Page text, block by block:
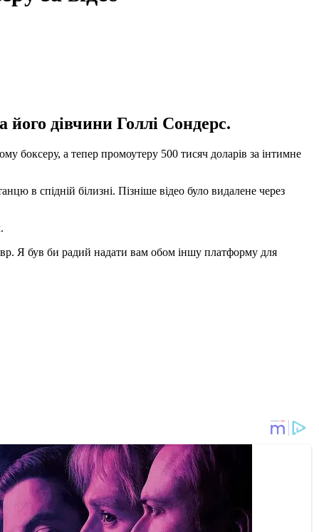
дівчини Голлі Сондерс.
боксеру, а тепер промоутеру 500 тисяч доларів за інтимне
в спідній білизні. Пізніше відео було видалене через
Я був би радий надати вам обом іншу платформу для